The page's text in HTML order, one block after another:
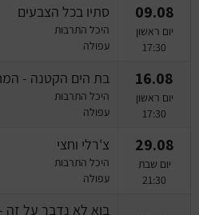
09.08
יום ראשון
17:30
סתיו בכל הצבעים
היכל התרבות
עפולה
16.08
יום ראשון
17:30
בת הים הקטנה -
היכל התרבות
עפולה
29.08
יום שבת
21:30
צ'רלי וחצי
היכל התרבות
עפולה
בוא לא נדבר על זה